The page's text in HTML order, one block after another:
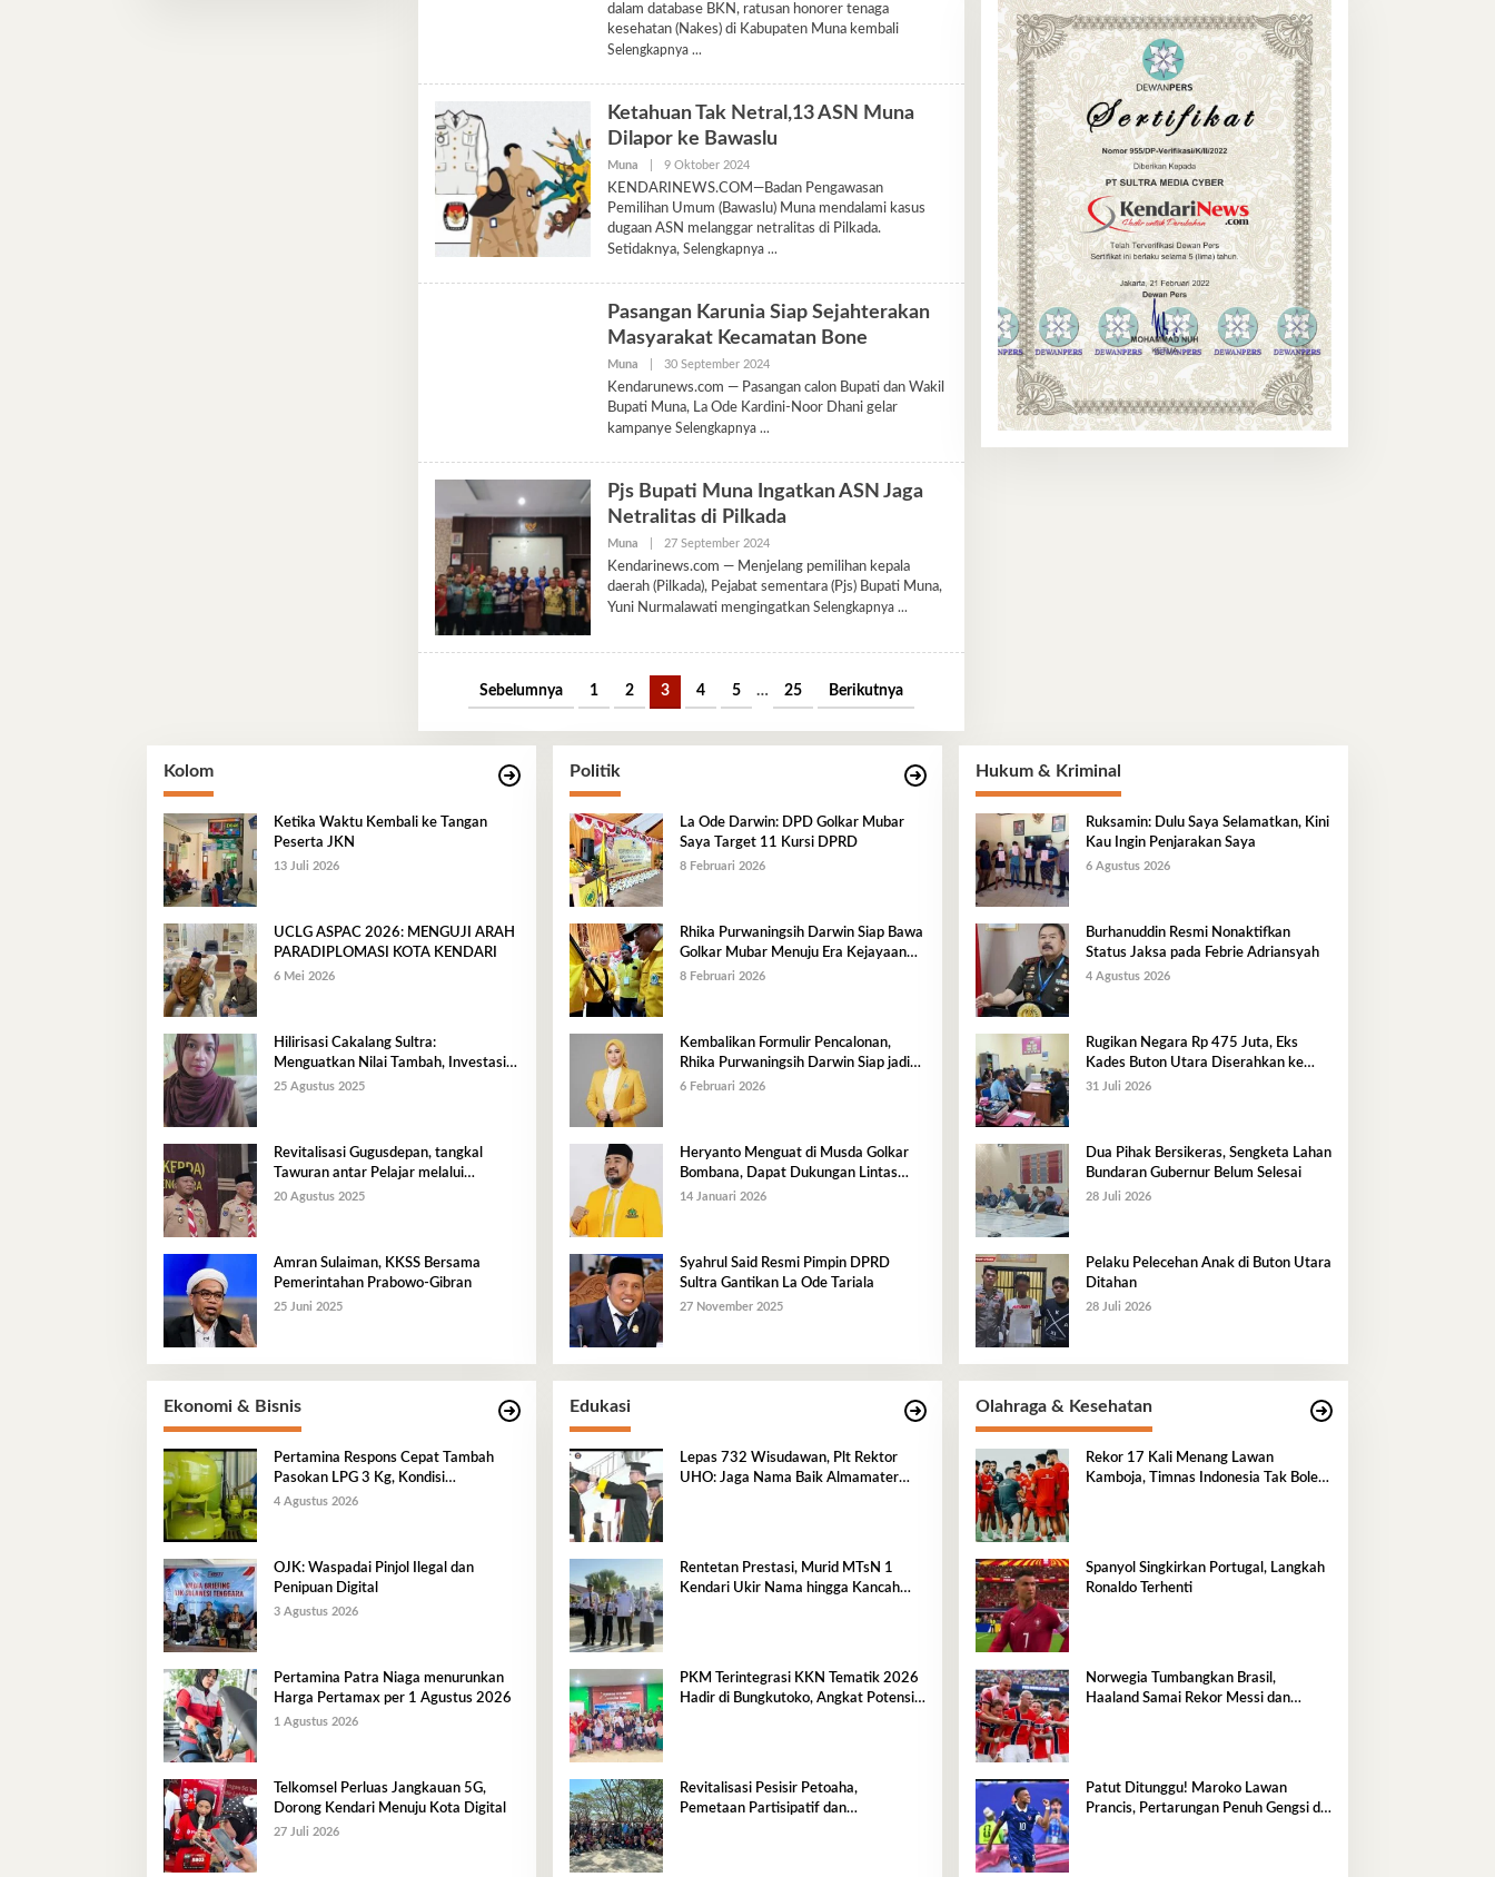
dalam database BKN, ratusan honorer tenaga
kesehatan (Nakes) di Kabupaten Muna kembali
Selengkapnya
Ketahuan Tak Netral,13 ASN Muna
Dilapor ke Bawaslu
Muna 9 Oktober 2024Oleh
KENDARINEWS.COM—Badan Pengawasan
Pemilihan Umum (Bawaslu) Muna mendalami kasus
dugaan ASN melanggar netralitas di Pilkada.
Setidaknya, Selengkapnya
Pasangan Karunia Siap Sejahterakan
Masyarakat Kecamatan Bone
Muna 30 September 2024Oleh
Kendarunews.com — Pasangan calon Bupati dan Wakil
Bupati Muna, La Ode Kardini-Noor Dhani gelar
kampanye Selengkapnya
Pjs Bupati Muna Ingatkan ASN Jaga
Netralitas di Pilkada
Muna 27 September 2024Oleh
Kendarinews.com — Menjelang pemilihan kepala
daerah (Pilkada), Pejabat sementara (Pjs) Bupati Muna,
Yuni Nurmalawati mengingatkan Selengkapnya
Sebelumnya 1 2 3 4 5 … 25 Berikutnya
Kolom
Ketika Waktu Kembali ke Tangan
Peserta JKN
13 Juli 2026
UCLG ASPAC 2026: MENGUJI ARAH
PARADIPLOMASI KOTA KENDARI
6 Mei 2026
Hilirisasi Cakalang Sultra:
Menguatkan Nilai Tambah, Investasi,
dan Ekonomi Maritim Berkelanjutan
25 Agustus 2025
Revitalisasi Gugusdepan, tangkal
Tawuran antar Pelajar melalui
Pendidikan Karakter
20 Agustus 2025
Amran Sulaiman, KKSS Bersama
Pemerintahan Prabowo-Gibran
25 Juni 2025
Ekonomi & Bisnis
Pertamina Respons Cepat Tambah
Pasokan LPG 3 Kg, Kondisi
Penyaluran di Sulawesi Selatan
4 Agustus 2026
OJK: Waspadai Pinjol Ilegal dan
Penipuan Digital
3 Agustus 2026
Pertamina Patra Niaga menurunkan
Harga Pertamax per 1 Agustus 2026
1 Agustus 2026
Telkomsel Perluas Jangkauan 5G,
Dorong Kendari Menuju Kota Digital
27 Juli 2026
Politik
La Ode Darwin: DPD Golkar Mubar
Saya Target 11 Kursi DPRD
8 Februari 2026
Rhika Purwaningsih Darwin Siap Bawa
Golkar Mubar Menuju Era Kejayaan
Baru
8 Februari 2026
Kembalikan Formulir Pencalonan,
Rhika Purwaningsih Darwin Siap jadi
Ketua DPD II Golkar Mubar
6 Februari 2026
Heryanto Menguat di Musda Golkar
Bombana, Dapat Dukungan Lintas
Fraksi dan Akar Rumput
14 Januari 2026
Syahrul Said Resmi Pimpin DPRD
Sultra Gantikan La Ode Tariala
27 November 2025
Edukasi
Lepas 732 Wisudawan, Plt Rektor
UHO: Jaga Nama Baik Almamater
Rentetan Prestasi, Murid MTsN 1
Kendari Ukir Nama hingga Kancah
PKM Terintegrasi KKN Tematik 2026
Hadir di Bungkutoko, Angkat Potensi
Revitalisasi Pesisir Petoaha,
Pemetaan Partisipatif dan
Hukum & Kriminal
Ruksamin: Dulu Saya Selamatkan, Kini
Kau Ingin Penjarakan Saya
6 Agustus 2026
Burhanuddin Resmi Nonaktifkan
Status Jaksa pada Febrie Adriansyah
4 Agustus 2026
Rugikan Negara Rp 475 Juta, Eks
Kades Buton Utara Diserahkan ke
Kejaksaan
31 Juli 2026
Dua Pihak Bersikeras, Sengketa Lahan
Bundaran Gubernur Belum Selesai
28 Juli 2026
Pelaku Pelecehan Anak di Buton Utara
Ditahan
28 Juli 2026
Olahraga & Kesehatan
Rekor 17 Kali Menang Lawan
Kamboja, Timnas Indonesia Tak Boleh
Spanyol Singkirkan Portugal, Langkah
Ronaldo Terhenti
Norwegia Tumbangkan Brasil,
Haaland Samai Rekor Messi dan
Patut Ditunggu! Maroko Lawan
Prancis, Pertarungan Penuh Gengsi di